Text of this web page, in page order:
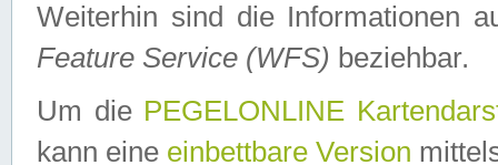
Weiterhin sind die Informationen
Feature Service (WFS) beziehbar.
Um die PEGELONLINE
kann eine einbettbare Version